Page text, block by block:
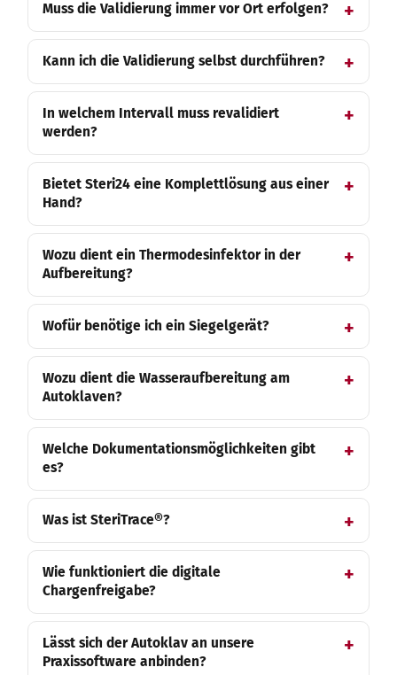
Muss die Validierung immer vor Ort erfolgen?
Kann ich die Validierung selbst durchführen?
In welchem Intervall muss revalidiert
werden?
Bietet Steri24 eine Komplettlösung aus einer
Hand?
Wozu dient ein Thermodesinfektor in der
Aufbereitung?
Wofür benötige ich ein Siegelgerät?
Wozu dient die Wasseraufbereitung am
Autoklaven?
Welche Dokumentationsmöglichkeiten gibt
es?
Was ist SteriTrace®?
Wie funktioniert die digitale
Chargenfreigabe?
Lässt sich der Autoklav an unsere
Praxissoftware anbinden?